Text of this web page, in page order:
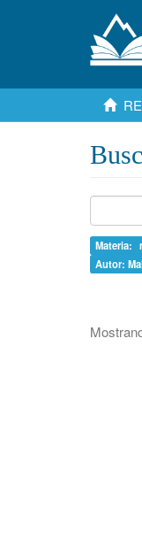
Materia:
Autor: